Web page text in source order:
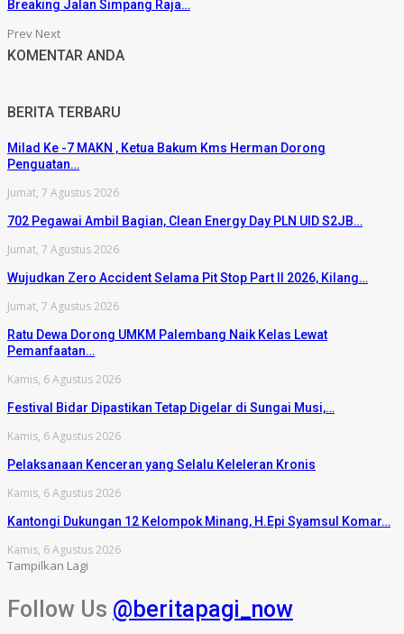
Breaking Jalan Simpang Raja…
Prev Next
KOMENTAR ANDA
BERITA TERBARU
Milad Ke -7 MAKN , Ketua Bakum Kms Herman Dorong
Penguatan…
Jumat, 7 Agustus 2026
702 Pegawai Ambil Bagian, Clean Energy Day PLN UID S2JB…
Jumat, 7 Agustus 2026
Wujudkan Zero Accident Selama Pit Stop Part II 2026, Kilang…
Jumat, 7 Agustus 2026
Ratu Dewa Dorong UMKM Palembang Naik Kelas Lewat
Pemanfaatan…
Kamis, 6 Agustus 2026
Festival Bidar Dipastikan Tetap Digelar di Sungai Musi,…
Kamis, 6 Agustus 2026
Pelaksanaan Kenceran yang Selalu Keleleran Kronis
Kamis, 6 Agustus 2026
Kantongi Dukungan 12 Kelompok Minang, H.Epi Syamsul Komar…
Kamis, 6 Agustus 2026
Tampilkan Lagi
Follow Us @beritapagi_now